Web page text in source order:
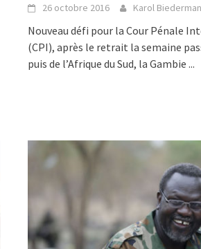
26 octobre 2016 Karol
Nouveau défi pour la Cour Pénale
(CPI), après le retrait la semaine
puis de l’Afrique du Sud, la Gambie...